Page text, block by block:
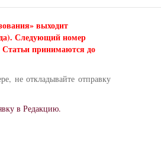
выходит
Следующий номер
принимаются до
не откладывайте отправку
в Редакцию.